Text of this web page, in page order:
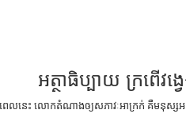
អត្ថាធិប្បាយ ក្រពើវង្
ពេល​នេះ លោក​តំណាង​ឲ្យ​សភាវៈ​អាក្រក់ គឺ​មនុស្ស​អ